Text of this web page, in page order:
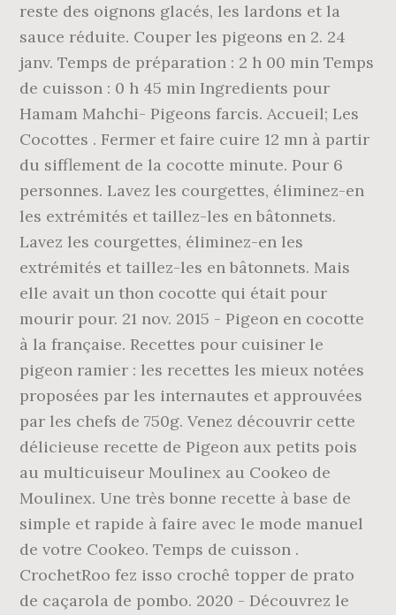
reste des oignons glacés, les lardons et la
sauce réduite. Couper les pigeons en 2. 24
janv. Temps de préparation : 2 h 00 min Temps
de cuisson : 0 h 45 min Ingredients pour
Hamam Mahchi- Pigeons farcis. Accueil; Les
Cocottes . Fermer et faire cuire 12 mn à partir
du sifflement de la cocotte minute. Pour 6
personnes. Lavez les courgettes, éliminez-en
les extrémités et taillez-les en bâtonnets.
Lavez les courgettes, éliminez-en les
extrémités et taillez-les en bâtonnets. Mais
elle avait un thon cocotte qui était pour
mourir pour. 21 nov. 2015 - Pigeon en cocotte
à la française. Recettes pour cuisiner le
pigeon ramier : les recettes les mieux notées
proposées par les internautes et approuvées
par les chefs de 750g. Venez découvrir cette
délicieuse recette de Pigeon aux petits pois
au multicuiseur Moulinex au Cookeo de
Moulinex. Une très bonne recette à base de
simple et rapide à faire avec le mode manuel
de votre Cookeo. Temps de cuisson .
CrochetRoo fez isso crochê topper de prato
de caçarola de pombo. 2020 - Découvrez le